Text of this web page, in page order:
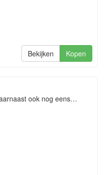
Bekijken Kopen
ook nog eens…